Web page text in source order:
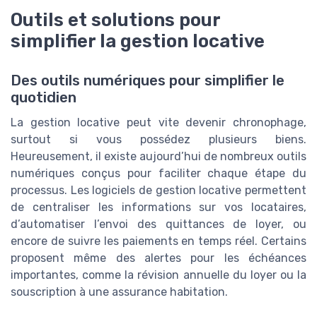
Outils et solutions pour
simplifier la gestion locative
Des outils numériques pour simplifier le
quotidien
La gestion locative peut vite devenir chronophage,
surtout si vous possédez plusieurs biens.
Heureusement, il existe aujourd’hui de nombreux outils
numériques conçus pour faciliter chaque étape du
processus. Les logiciels de gestion locative permettent
de centraliser les informations sur vos locataires,
d’automatiser l’envoi des quittances de loyer, ou
encore de suivre les paiements en temps réel. Certains
proposent même des alertes pour les échéances
importantes, comme la révision annuelle du loyer ou la
souscription à une assurance habitation.